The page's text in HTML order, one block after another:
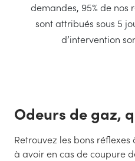
demandes, 95% de nos
sont attribués sous 5
d’intervention
Odeurs de gaz,
Retrouvez les bons
à avoir en cas de coupure